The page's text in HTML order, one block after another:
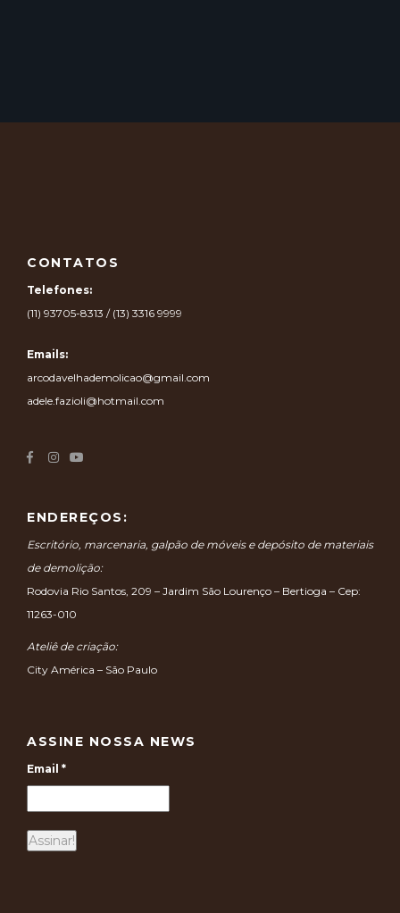
CONTATOS
Telefones:
(11) 93705-8313 / (13) 3316 9999
Emails:
arcodavelhademolicao@gmail.com
adele.fazioli@hotmail.com
ENDEREÇOS:
Escritório, marcenaria, galpão de móveis e depósito de materiais
de demolição:
Rodovia Rio Santos, 209 – Jardim São Lourenço – Bertioga – Cep:
11263-010
Ateliê de criação:
City América – São Paulo
ASSINE NOSSA NEWS
Email *